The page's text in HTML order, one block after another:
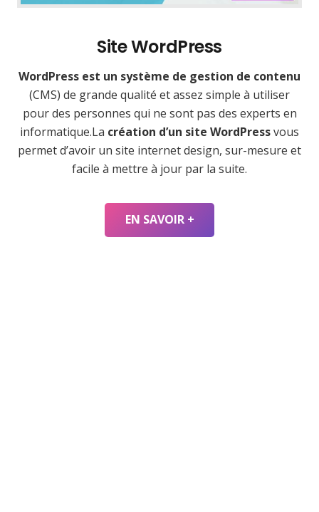
Site WordPress
WordPress est un système de gestion de contenu
(CMS) de grande qualité et assez simple à utiliser
pour des personnes qui ne sont pas des experts en
informatique.La création d’un site WordPressvous
permet d’avoir un site internet design, sur-mesure et
facile à mettre à jour par la suite.
EN SAVOIR +